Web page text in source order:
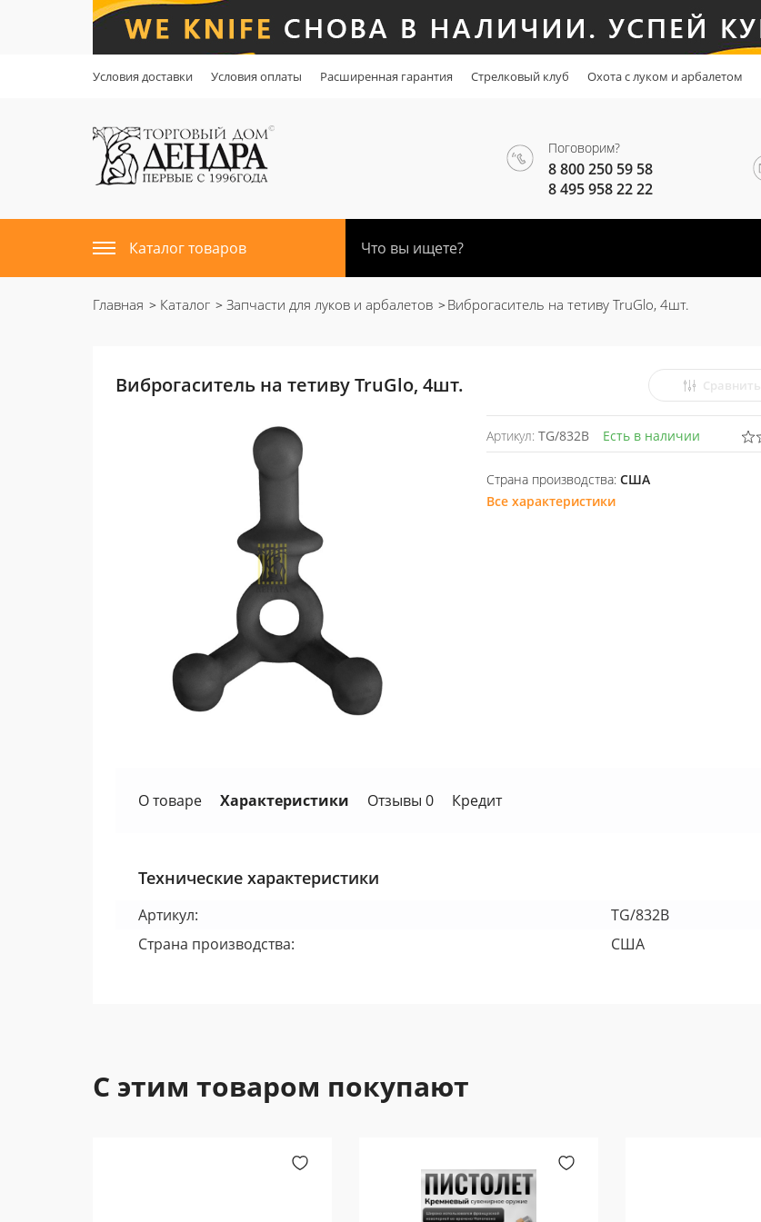
Условия доставки Условия оплаты Расширенная гарантия Стрелковый клуб Охота с луком и арбалетом
Поговорим?
8 800 250 59 58
8 495 958 22 22
Каталог товаров
Главная Каталог Запчасти для луков и арбалетов Виброгаситель на тетиву TruGlo, 4шт.
Виброгаситель на тетиву TruGlo, 4шт. Сравнить
Артикул:TG/832B Есть в наличии
Страна производства:США
Все характеристики
О товаре Характеристики Отзывы 0 Кредит
Технические характеристики
Артикул:
TG/832B
Страна производства:
США
С этим товаром покупают